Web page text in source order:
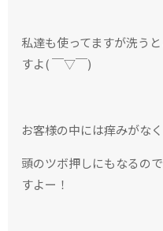
私達も使ってますが洗う
すよ( ￣▽￣)
お客様の中には痒みがな
頭のツボ押しにもなるの
すよー！